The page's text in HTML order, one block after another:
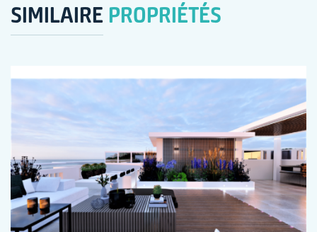
SIMILAIRE PROPRIÉTÉS